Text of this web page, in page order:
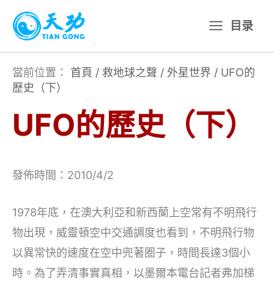
主
目录
當前位置： 首頁 / 救地球之聲 / 外星世界 / UFO的
歷史（下）
UFO的歷史（下）
發佈時間：2010/4/2
1978年底，在澳大利亞和新西蘭上空常有不明飛行
物出現，威靈頓空中交通調度也看到，不明飛行物
以異常快的速度在空中兜著圈子，時間長達3個小
時。為了弄清事實真相，以墨爾本電台記者弗加梯